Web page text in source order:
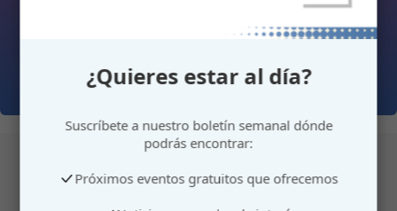
¿Quieres estar al día?
Suscríbete a nuestro boletín semanal dónde
podrás encontrar:
Próximos eventos gratuitos que ofrecemos